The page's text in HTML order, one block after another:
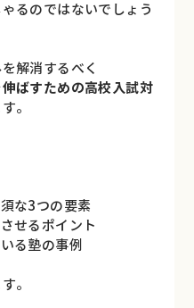
るのではないでしょう
解消するべく
ばすための高校入試対
。
な3つの要素
せるポイント
る塾の事例
。